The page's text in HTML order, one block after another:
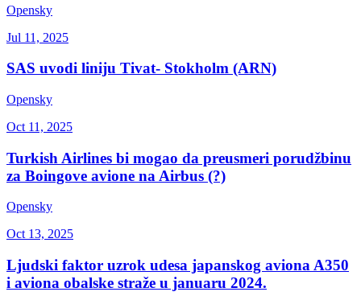
Opensky
Jul 11, 2025
SAS uvodi liniju Tivat- Stokholm (ARN)
Opensky
Oct 11, 2025
Turkish Airlines bi mogao da preusmeri porudžbinu
za Boingove avione na Airbus (?)
Opensky
Oct 13, 2025
Ljudski faktor uzrok udesa japanskog aviona A350
i aviona obalske straže u januaru 2024.